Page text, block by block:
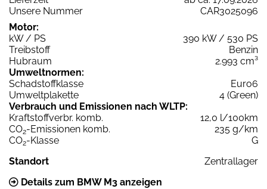
Unsere Nummer
CAR3025096
Motor:
kW / PS
390 kW / 530 PS
Treibstoff
Benzin
Hubraum
2.993 cm³
Umweltnormen:
Schadstoffklasse
Euro6
Umweltplakette
4 (Green)
Verbrauch und Emissionen nach WLTP:
Kraftstoffverbr. komb.
12,0 l/100km
CO2-Emissionen komb.
235 g/km
CO2-Klasse
G
Standort
Zentrallager
Details zum BMW M3 anzeigen